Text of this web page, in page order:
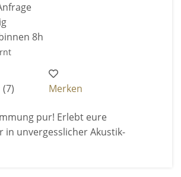
8h
(7)
Merken
pur! Erlebt eure
in unvergesslicher Akustik-